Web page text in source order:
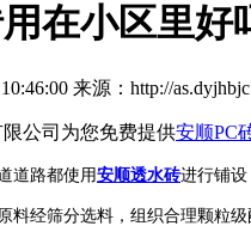
在小区里好
来源：http://
公司为您免费提供安顺PC
路都使用安顺透水砖进行铺设
经筛分选料，组织合理颗粒级